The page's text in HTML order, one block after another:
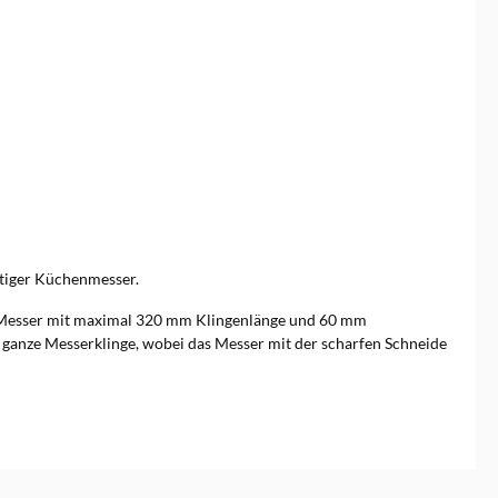
Küchenmesser.
mit maximal 320 mm Klingenlänge und 60 mm
Messerklinge, wobei das Messer mit der scharfen Schneide